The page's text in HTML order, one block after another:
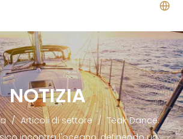
NOTIZIA
/ Articoli di settore / Teak Dance: